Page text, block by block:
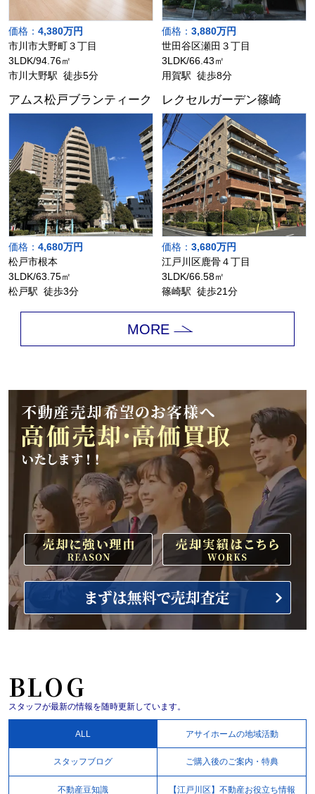
価格： 4,380万円
市川市大野町３丁目
3LDK/94.76㎡
市川大野駅 徒歩5分
価格： 3,880万円
世田谷区瀬田３丁目
3LDK/66.43㎡
用賀駅 徒歩8分
アムス松戸ブランティーク
価格： 4,680万円
松戸市根本
3LDK/63.75㎡
松戸駅 徒歩3分
レクセルガーデン篠崎
価格： 3,680万円
江戸川区鹿骨４丁目
3LDK/66.58㎡
篠崎駅 徒歩21分
MORE
BLOG
スタッフが最新の情報を随時更新しています。
ALL アサイホームの地域活動
スタッフブログ ご購入後のご案内・特典
不動産豆知識 【江戸川区】不動産お役立ち情報